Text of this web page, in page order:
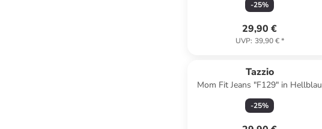
-25%
29,90 €
UVP: 39,90 €*
Tazzio
Mom Fit Jeans "F129" in Hellblau
-25%